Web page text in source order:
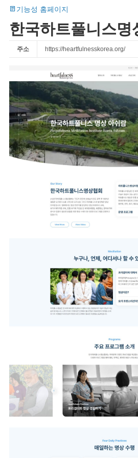
기능성 홈페이지
한국하트풀니스명
주소 https://heartfulnesskorea.org/